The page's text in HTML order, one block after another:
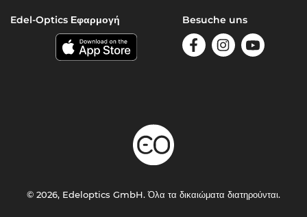
Edel-Optics Εφαρμογή Besuche uns
© 2026, Edeloptics GmbH. Όλα τα δικαιώματα διατηρούνται.